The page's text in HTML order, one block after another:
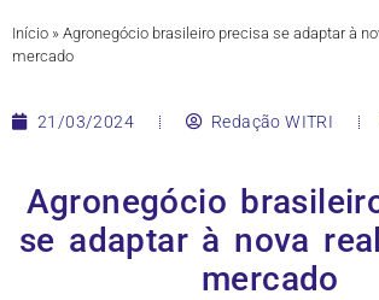
Início » Agronegócio brasileiro precisa se adaptar à
mercado
21/03/2024 Redação WITRI
Agronegócio
se adaptar à nova
mercado